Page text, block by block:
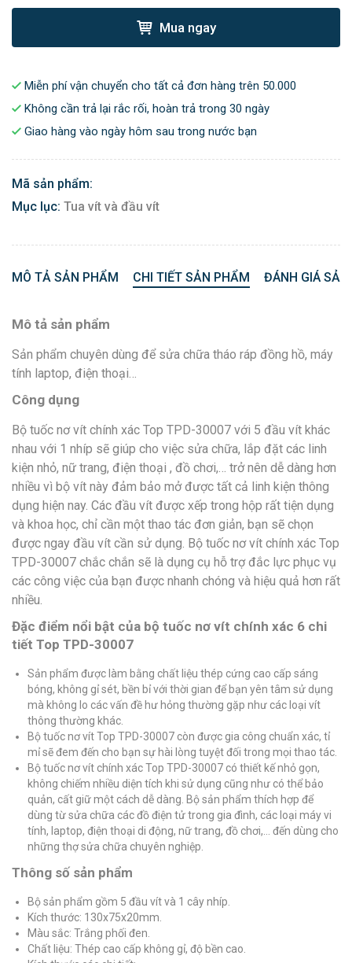
Mua ngay
Miễn phí vận chuyển cho tất cả đơn hàng trên 50.000
Không cần trả lại rắc rối, hoàn trả trong 30 ngày
Giao hàng vào ngày hôm sau trong nước bạn
Mã sản phẩm:
Mục lục: Tua vít và đầu vít
MÔ TẢ SẢN PHẨM CHI TIẾT SẢN PHẨM ĐÁNH GIÁ
Mô tả sản phẩm
Sản phẩm chuyên dùng để sửa chữa tháo ráp đồng hồ, máy
tính laptop, điện thoại…
Công dụng
Bộ tuốc nơ vít chính xác Top TPD-30007 với 5 đầu vít khác
nhau với 1 nhíp sẽ giúp cho việc sửa chữa, lắp đặt các linh
kiện nhỏ, nữ trang, điện thoại , đồ chơi,… trở nên dễ dàng hơn
nhiều vì bộ vít này đảm bảo mở được tất cả linh kiện thông
dụng hiện nay. Các đầu vít được xếp trong hộp rất tiện dụng
và khoa học, chỉ cần một thao tác đơn giản, bạn sẽ chọn
được ngay đầu vít cần sử dụng. Bộ tuốc nơ vít chính xác Top
TPD-30007 chắc chắn sẽ là dụng cụ hỗ trợ đắc lực phục vụ
các công việc của bạn được nhanh chóng và hiệu quả hơn rất
nhiều.
Đặc điểm nổi bật của bộ tuốc nơ vít chính xác 6 chi
tiết Top TPD-30007
Sản phẩm được làm bằng chất liệu thép cứng cao cấp sáng
bóng, không gỉ sét, bền bỉ với thời gian để bạn yên tâm sử dụng
mà không lo các vấn đề hư hỏng thường gặp như các loại vít
thông thường khác.
Bộ tuốc nơ vít Top TPD-30007 còn được gia công chuẩn xác, tỉ
mỉ sẽ đem đến cho bạn sự hài lòng tuyệt đối trong mọi thao tác.
Bộ tuốc nơ vít chính xác Top TPD-30007 có thiết kế nhỏ gọn,
không chiếm nhiều diện tích khi sử dụng cũng như có thể bảo
quản, cất giữ một cách dễ dàng. Bộ sản phẩm thích hợp để
dùng từ sửa chữa các đồ điện tử trong gia đình, các loại máy vi
tính, laptop, điện thoại di động, nữ trang, đồ chơi,… đến dùng cho
những thợ sửa chữa chuyên nghiệp.
Thông số sản phẩm
Bộ sản phẩm gồm 5 đầu vít và 1 cây nhíp.
Kích thước: 130x75x20mm.
Màu sắc: Trắng phối đen.
Chất liệu: Thép cao cấp không gỉ, độ bền cao.